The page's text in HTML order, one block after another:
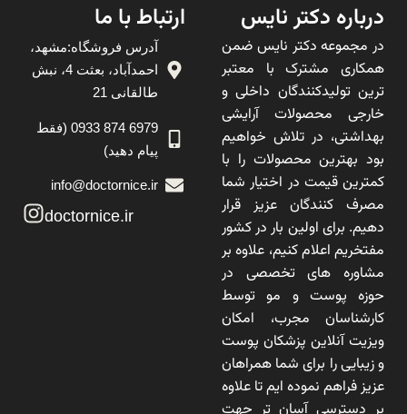
درباره دکتر نایس
در مجموعه دکتر نایس ضمن
همکاری مشترک با معتبر
ترین تولیدکنندگان داخلی و
خارجی محصولات آرایشی
بهداشتی، در تلاش خواهیم
بود بهترین محصولات را با
کمترین قیمت در اختیار شما
مصرف کنندگان عزیز قرار
دهیم. برای اولین بار در کشور
مفتخریم اعلام کنیم، علاوه بر
مشاوره های تخصصی در
حوزه پوست و مو توسط
کارشناسان مجرب، امکان
ویزیت آنلاین پزشکان پوست
و زیبایی را برای شما همراهان
عزیز فراهم نموده ایم تا علاوه
ارتباط با ما
آدرس فروشگاه:مشهد،
احمدآباد، بعثت 4، نبش
طالقانی 21
6979 874 0933 (فقط
پیام دهید)
info@doctornice.ir
doctornice.ir